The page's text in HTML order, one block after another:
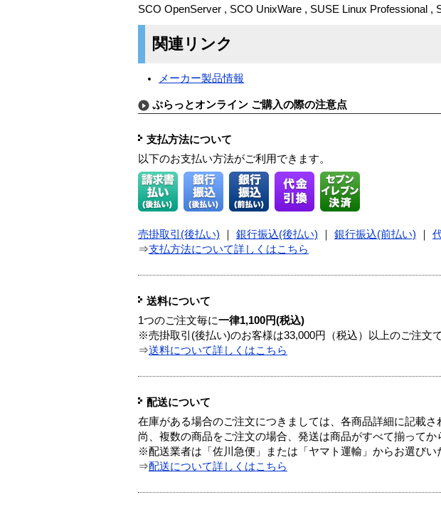
SCO OpenServer , SCO UnixWare , SUSE Linux Professional ,
関連リンク
メーカー製品情報
ぷらっとオンライン ご購入の際の注意点
支払方法について
以下のお支払い方法がご利用できます。
売掛取引(後払い) 銀行振込(後払い) 銀行振込(前払い)
⇒支払方法について詳しくはこちら
送料について
1つのご注文毎に一律1,100円(税込)
※売掛取引(後払い)のお客様は33,000円（税込）以上のご注文
⇒送料について詳しくはこちら
配送について
在庫がある場合のご注文につきましては、各商品詳細に記載さ
尚、複数の商品をご注文の場合、発送は商品がすべて揃ってか
※配送業者は「佐川急便」または「ヤマト運輸」からお選びい
⇒配送について詳しくはこちら